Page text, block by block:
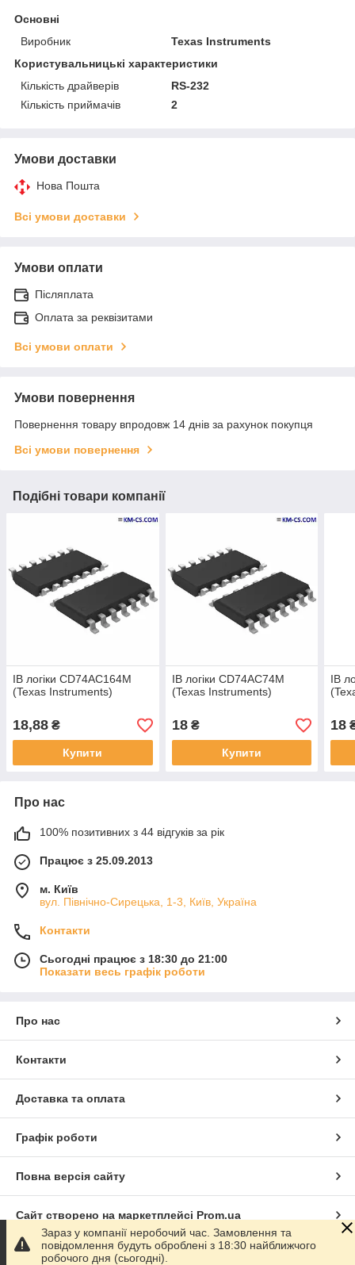
Основні
Виробник
Texas Instruments
Користувальницькі характеристики
Кількість драйверів
RS-232
Кількість приймачів
2
Умови доставки
Нова Пошта
Всі умови доставки
Умови оплати
Післяплата
Оплата за реквізитами
Всі умови оплати
Умови повернення
Повернення товару впродовж 14 днів за рахунок покупця
Всі умови повернення
Подібні товари компанії
ІВ логіки CD74AC164M
(Texas Instruments)
18,88 ₴
Купити
ІВ логіки CD74AC74M
(Texas Instruments)
18₴
Купити
ІВ
18
Про нас
100% позитивних з 44 відгуків за рік
Працює з 25.09.2013
м. Київ
вул. Північно-Сирецька, 1-3, Київ, Україна
Контакти
Сьогодні працює з 18:30 до 21:00
Показати весь графік роботи
Про нас
Контакти
Доставка та оплата
Графік роботи
Повна версія сайту
Сайт створено на маркетплейсі Prom.ua
Політика конфіденційності
Зараз у компанії неробочий час. Замовлення та
повідомлення будуть оброблені з 18:30 найближчого
робочого дня (сьогодні).